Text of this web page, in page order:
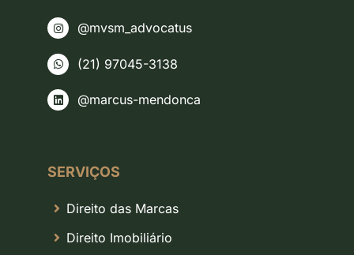
@mvsm_advocatus
(21) 97045-3138
@marcus-mendonca
SERVIÇOS
Direito das Marcas
Direito Imobiliário